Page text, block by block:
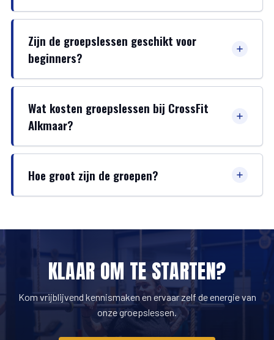
Zijn de groepslessen geschikt voor
beginners?
Wat kosten groepslessen bij CrossFit
Alkmaar?
Hoe groot zijn de groepen?
KLAAR OM TE STARTEN?
Kom vrijblijvend kennismaken en ervaar zelf de energie van
onze groepslessen.